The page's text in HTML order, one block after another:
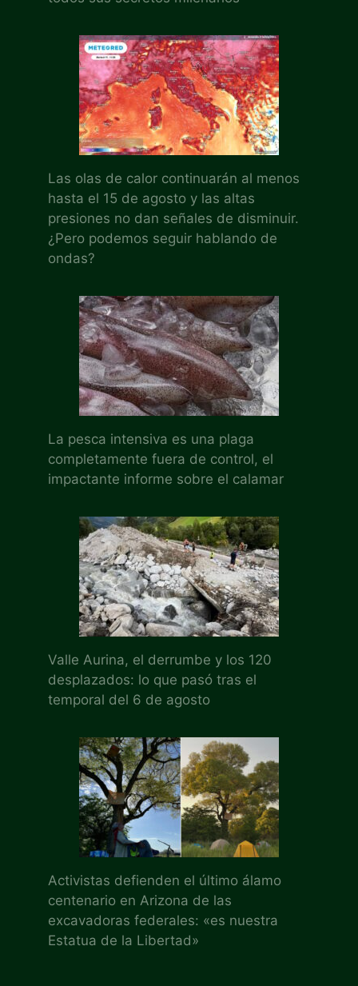
Las olas de calor continuarán al menos
hasta el 15 de agosto y las altas
presiones no dan señales de disminuir.
¿Pero podemos seguir hablando de
ondas?
La pesca intensiva es una plaga
completamente fuera de control, el
impactante informe sobre el calamar
Valle Aurina, el derrumbe y los 120
desplazados: lo que pasó tras el
temporal del 6 de agosto
Activistas defienden el último álamo
centenario en Arizona de las
excavadoras federales: «es nuestra
Estatua de la Libertad»